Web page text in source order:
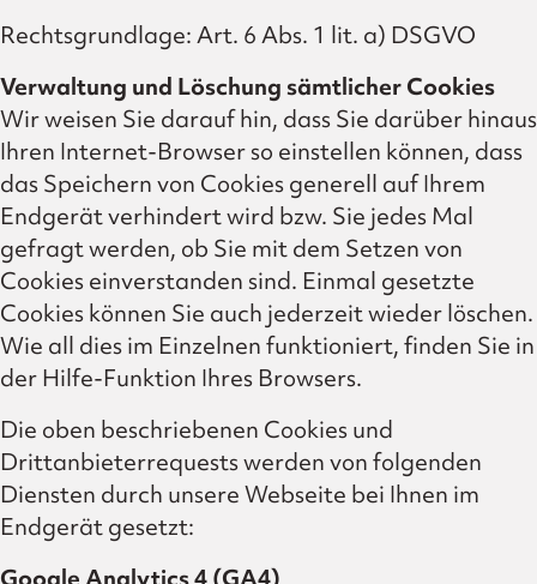
Rechtsgrundlage: Art. 6 Abs. 1 lit. a) DSGVO
Verwaltung und Löschung sämtlicher Cookies
Wir weisen Sie darauf hin, dass Sie darüber hinaus
Ihren Internet-Browser so einstellen können, dass
das Speichern von Cookies generell auf Ihrem
Endgerät verhindert wird bzw. Sie jedes Mal
gefragt werden, ob Sie mit dem Setzen von
Cookies einverstanden sind. Einmal gesetzte
Cookies können Sie auch jederzeit wieder löschen.
Wie all dies im Einzelnen funktioniert, finden Sie in
der Hilfe-Funktion Ihres Browsers.
Die oben beschriebenen Cookies und
Drittanbieterrequests werden von folgenden
Diensten durch unsere Webseite bei Ihnen im
Endgerät gesetzt: